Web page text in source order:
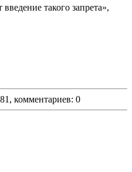
такого запрета»,
комментариев: 0